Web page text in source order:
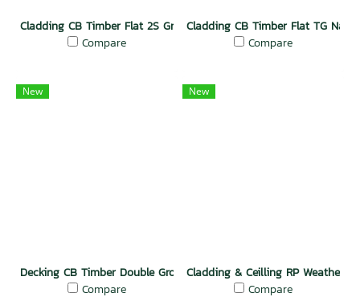
Cladding CB Timber Flat 2S Groove Natural
Compare
Cladding CB Timber Flat TG
Compare
New
Decking CB Timber Double Groove Natural
Compare
New
Cladding & Ceilling RP Weather
Compare